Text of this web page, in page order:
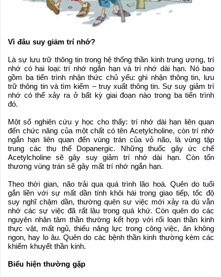
Vì đâu suy giảm trí nhớ?
Là sự lưu trữ thông tin trong hệ thống thần kinh trung ương, trí
nhớ có hai loại: trí nhớ ngắn hạn và trí nhớ dài hạn. Nó bao
gồm ba tiến trình nhận thức chủ yếu: ghi nhận thông tin, lưu
trữ thông tin và tìm kiếm – truy xuất thông tin. Sự suy giảm trí
nhớ có thể xảy ra ở bất kỳ giai đoạn nào trong ba tiến trình
đó.
Một số nghiên cứu y học cho thấy: trí nhớ dài hạn liên quan
đến chức năng của một chất có tên Acetylcholine, còn trí nhớ
ngắn hạn liên quan đến vùng trán của vỏ não, là vùng tập
trung các thụ thể Dopanergic. Những thuốc gây ức chế
Acetylcholine sẽ gây suy giảm trí nhớ dài hạn. Còn tổn
thương vùng trán sẽ gây mất trí nhớ ngắn hạn.
Theo thời gian, não trải qua quá trình lão hoá. Quên do tuổi
gắn liền với sự mất dần tính khôi hài trong giao tiếp, tốc độ
suy nghĩ chậm dần, thường quên sự việc mới xảy ra dù vẫn
nhớ các sự việc đã rất lâu trong quá khứ. Còn quên do các
nguyên nhân tâm thần thường kết hợp với rối loạn thần kinh
thực vật, mất ngủ, thiếu năng lực trong công việc, ăn không
ngon, hay lo âu. Quên do các bệnh thần kinh thường kèm các
khiếm khuyết thần kinh.
Biểu hiện thường gặp